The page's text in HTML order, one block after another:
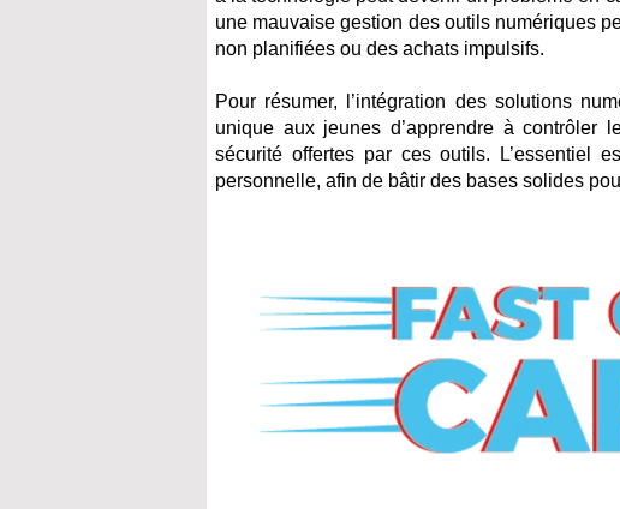
une mauvaise gestion des outils numériques
non planifiées ou des achats impulsifs.
Pour résumer, l’intégration des solutions
unique aux jeunes d’apprendre à
sécurité offertes par ces outils. L’essentiel
personnelle, afin de bâtir des bases solides